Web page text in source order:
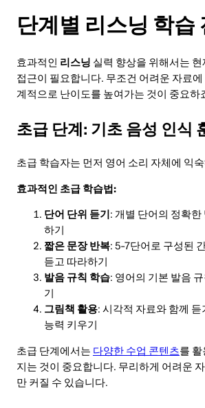
단계별 리스닝 학습
효과적인 리스닝 실력 향상을 위해서는
접근이 필요합니다. 무조건 어려운 자료
계적으로 난이도를 높여가는 것이 중요하
초급 단계: 기초 음성 인식
초급 학습자는 먼저 영어 소리 자체에 익
효과적인 초급 학습법:
단어 단위 듣기 : 개별 단어의 정확
하기
짧은 문장 반복: 5-7단어로 구성된
듣고 따라하기
발음 규칙 학습: 영어의 기본 발음
기
그림책 활용: 시각적 자료와 함께
능력 키우기
초급 단계에서는 다양한 수업 콘텐츠를
지는 것이 중요합니다. 무리하게 어려운
만 커질 수 있습니다.